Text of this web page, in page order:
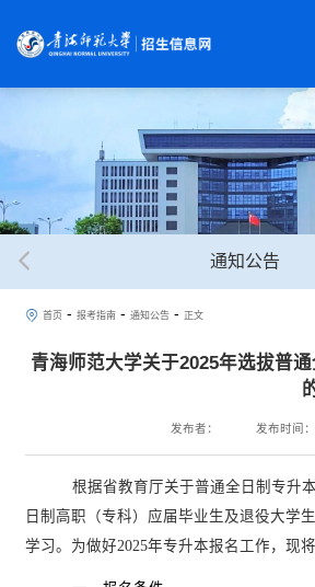
通知公告
首页 - 报考指南 - 通知公告 - 正文
青海师范大学关于2025年选拔普
发布者： 发布时间
根据省教育厅关于普通全日制专升
日制 高职（专科）应届毕业生及退役大学
学习。为做好2025年专升本报名工作，现